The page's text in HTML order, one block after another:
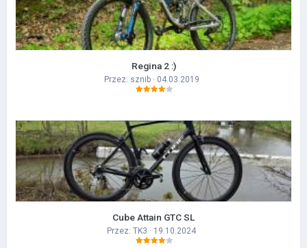
Regina 2 :)
Przez: sznib· 04.03.2019
Cube Attain GTC SL
Przez: TK3 · 19.10.2024